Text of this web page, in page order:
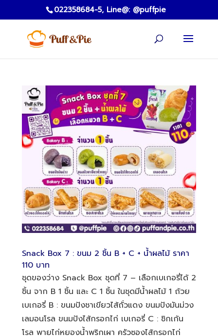
022358684-5, Line@: @puffpie
Snack Box 7 : ขนม 2 ชิ้น B + C + น้ำผลไม้ ราคา
110 บาท
ชุดของว่าง Snack Box ชุดที่ 7 – เลือกเบเกอรี่ได้ 2
ชิ้น จาก B 1 ชิ้น และ C 1 ชิ้น ในชุดมีน้ำผลไม้ 1 ถ้วย
เบเกอรี่ B : ขนมปังชาเขียวไส้ถั่วแดง ขนมปังมันม่วง
เลมอนโรล ขนมปังไส้กรอกไก่ เบเกอรี่ C : ชิกเก้น
โรล พายไก่หยองน้ำพริกเผา ครัวซองไส้กรอกไก่